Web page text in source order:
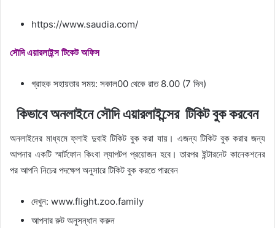
https://www.saudia.com/
সৌদি এয়ারলাইন্স টিকেট অফিস
গ্রাহক সহায়তার সময়: সকাল00 থেকে রাত 8.00 (7 দিন)
কিভাবে অনলাইনে সৌদি এয়ারলাইন্সের টিকিট বুক করবেন
অনলাইনের মাধ্যমে ফ্লাই দুবাই টিকিট বুক করা যায়। এজন্য টিকিট বুক করার জন্য
আপনার একটি স্মার্টফোন কিংবা ল্যাপটপ প্রয়োজন হবে। তারপর ইন্টারনেট কানেকশনের
পর আপনি নিচের পদক্ষেপ অনুসারে টিকিট বুক করতে পারবেন
দেখুন: www.flight.zoo.family
আপনার রুট অনুসন্ধান করুন